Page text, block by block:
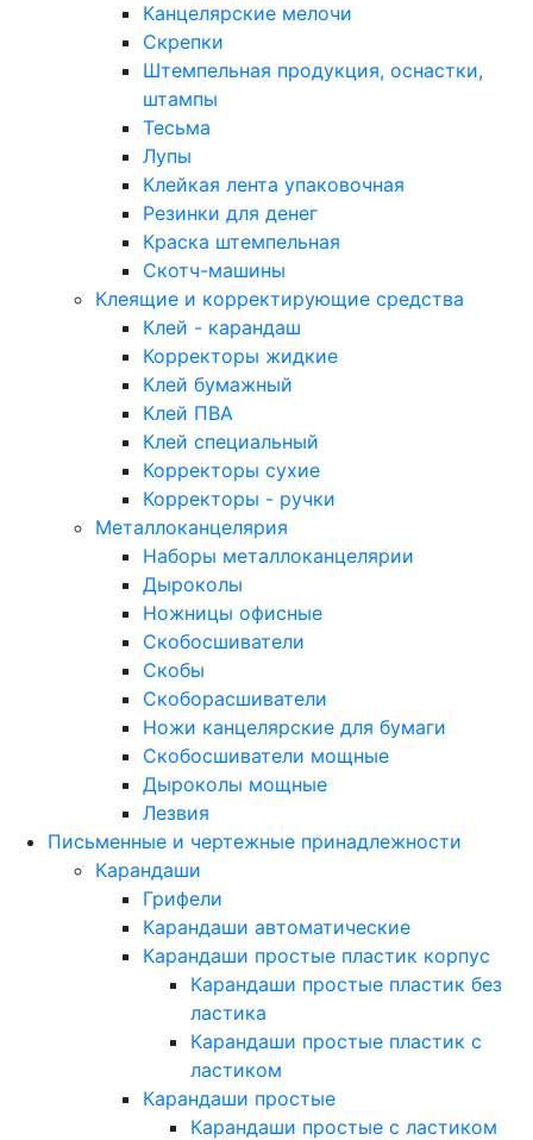
Канцелярские мелочи
Скрепки
Штемпельная продукция, оснастки,
штампы
Тесьма
Лупы
Клейкая лента упаковочная
Резинки для денег
Краска штемпельная
Скотч-машины
Клеящие и корректирующие средства
Клей - карандаш
Корректоры жидкие
Клей бумажный
Клей ПВА
Клей специальный
Корректоры сухие
Корректоры - ручки
Металлоканцелярия
Наборы металлоканцелярии
Дыроколы
Ножницы офисные
Скобосшиватели
Скобы
Скоборасшиватели
Ножи канцелярские для бумаги
Скобосшиватели мощные
Дыроколы мощные
Лезвия
Письменные и чертежные принадлежности
Карандаши
Грифели
Карандаши автоматические
Карандаши простые пластик корпус
Карандаши простые пластик без
ластика
Карандаши простые пластик с
ластиком
Карандаши простые
Карандаши простые с ластиком